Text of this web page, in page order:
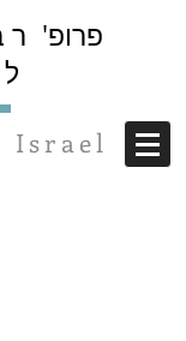
פרופ'
Israel